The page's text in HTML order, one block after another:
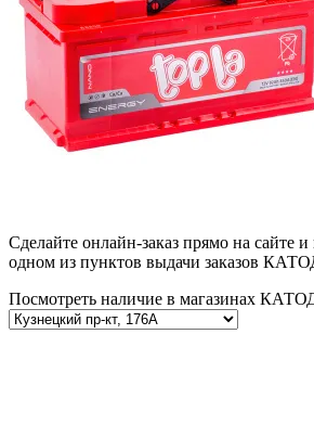
Сделайте онлайн-заказ прямо на сайте
одном из пунктов выдачи заказов
Посмотреть наличие в магазинах